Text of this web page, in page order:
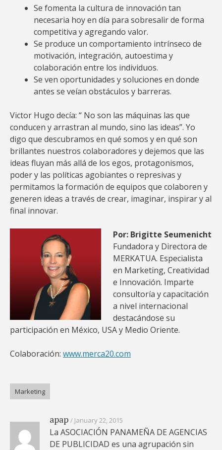
Se fomenta la cultura de innovación tan
necesaria hoy en día para sobresalir de forma
competitiva y agregando valor.
Se produce un comportamiento intrínseco de
motivación, integración, autoestima y
colaboración entre los individuos.
Se ven oportunidades y soluciones en donde
antes se veían obstáculos y barreras.
Victor Hugo decía: “ No son las máquinas las que
conducen y arrastran al mundo, sino las ideas”. Yo
digo que descubramos en qué somos y en qué son
brillantes nuestros colaboradores y dejemos que las
ideas fluyan más allá de los egos, protagonismos,
poder y las políticas agobiantes o represivas y
permitamos la formación de equipos que colaboren y
generen ideas a través de crear, imaginar, inspirar y al
final innovar.
Por: Brigitte Seumenicht
Fundadora y Directora de
MERKATUA. Especialista
en Marketing, Creatividad
e Innovación. Imparte
consultoría y capacitación
a nivel internacional
destacándose su
participación en México, USA y Medio Oriente.
Colaboración: www.merca20.com
Marketing
apap January 22, 2015
La ASOCIACIÓN PANAMEÑA DE AGENCIAS
DE PUBLICIDAD es una agrupación sin